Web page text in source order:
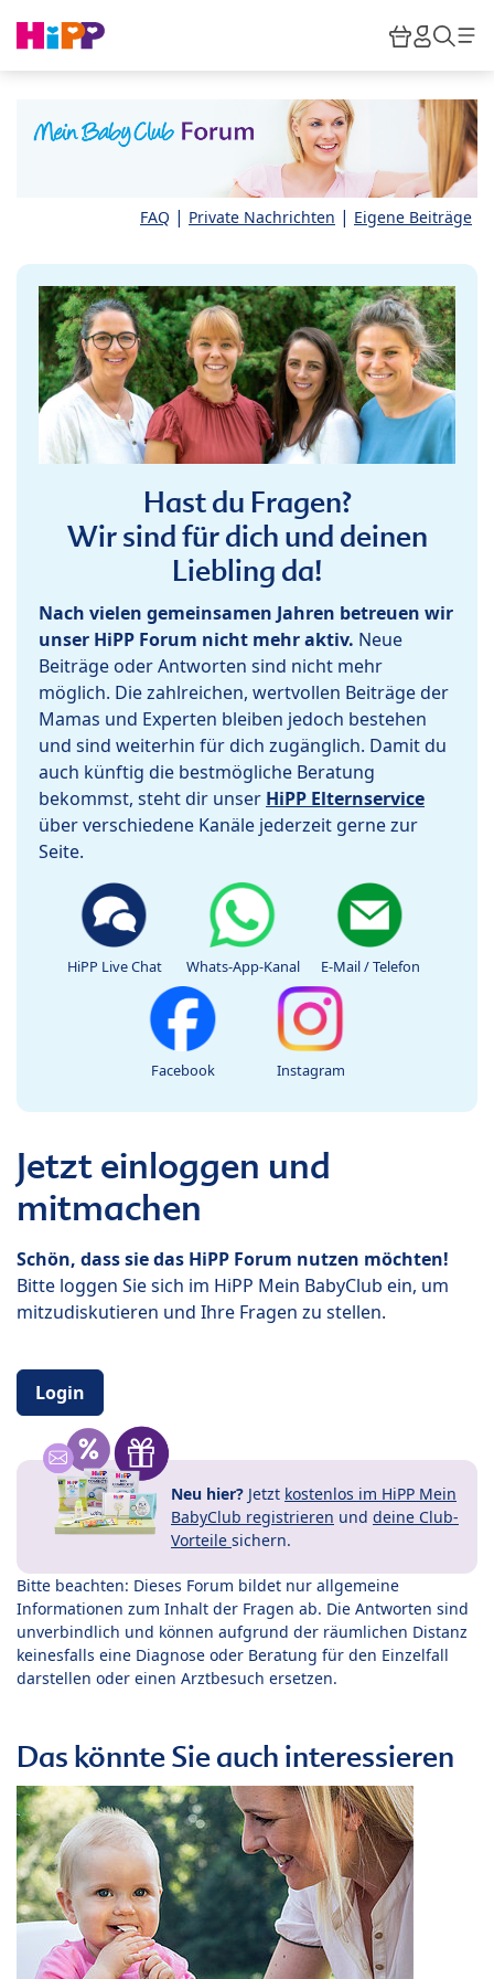
HiPP
FAQ | Private Nachrichten | Eigene Beiträge
Hast du Fragen?
Wir sind für dich und deinen
Liebling da!
Nach vielen gemeinsamen Jahren betreuen wir
unser HiPP Forum nicht mehr aktiv. Neue
Beiträge oder Antworten sind nicht mehr
möglich. Die zahlreichen, wertvollen Beiträge der
Mamas und Experten bleiben jedoch bestehen
und sind weiterhin für dich zugänglich. Damit du
auch künftig die bestmögliche Beratung
bekommst, steht dir unser HiPP Elternservice
über verschiedene Kanäle jederzeit gerne zur
Seite.
HiPP Live Chat Whats-App-Kanal E-Mail / Telefon
Facebook Instagram
Jetzt einloggen und
mitmachen
Schön, dass sie das HiPP Forum nutzen möchten!
Bitte loggen Sie sich im HiPP Mein BabyClub ein, um
mitzudiskutieren und Ihre Fragen zu stellen.
Login
Neu hier? Jetzt kostenlos im HiPP Mein
BabyClub registrieren und deine Club-
Vorteile sichern.
Bitte beachten: Dieses Forum bildet nur allgemeine
Informationen zum Inhalt der Fragen ab. Die Antworten sind
unverbindlich und können aufgrund der räumlichen Distanz
keinesfalls eine Diagnose oder Beratung für den Einzelfall
darstellen oder einen Arztbesuch ersetzen.
Das könnte Sie auch interessieren